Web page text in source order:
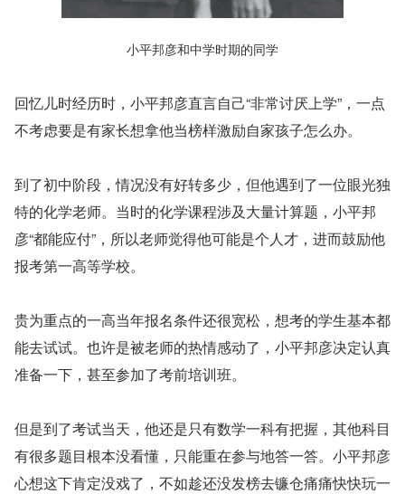
小平邦彦和中学时期的同学
回忆儿时经历时，小平邦彦直言自己“非常讨厌上学”，一点
不考虑要是有家长想拿他当榜样激励自家孩子怎么办。
到了初中阶段，情况没有好转多少，但他遇到了一位眼光独
特的化学老师。当时的化学课程涉及大量计算题，小平邦
彦“都能应付”，所以老师觉得他可能是个人才，进而鼓励他
报考第一高等学校。
贵为重点的一高当年报名条件还很宽松，想考的学生基本都
能去试试。也许是被老师的热情感动了，小平邦彦决定认真
准备一下，甚至参加了考前培训班。
但是到了考试当天，他还是只有数学一科有把握，其他科目
有很多题目根本没看懂，只能重在参与地答一答。小平邦彦
心想这下肯定没戏了，不如趁还没发榜去镰仓痛痛快快玩一